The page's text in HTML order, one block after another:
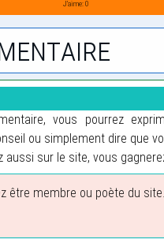
J’aime: 0
vous pourrez
ou simplement dire que
aussi sur le site, vous
être membre ou poète du